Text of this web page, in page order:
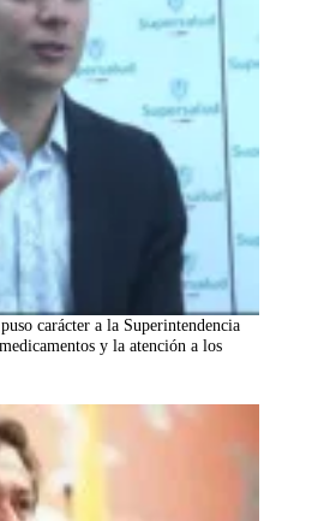
carácter a la Superintendencia
y la atención a los